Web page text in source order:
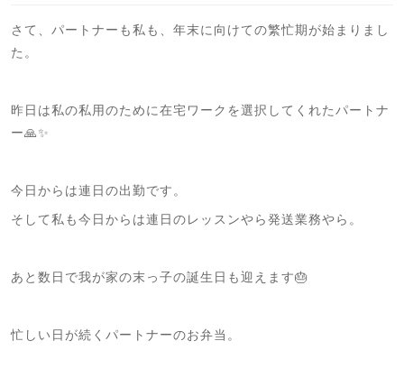
さて、パートナーも私も、年末に向けての繁忙期が始まりまし
た。
昨日は私の私用のために在宅ワークを選択してくれたパートナ
ー🙏✨
今日からは連日の出勤です。
そして私も今日からは連日のレッスンやら発送業務やら。
あと数日で我が家の末っ子の誕生日も迎えます🎂
忙しい日が続くパートナーのお弁当。